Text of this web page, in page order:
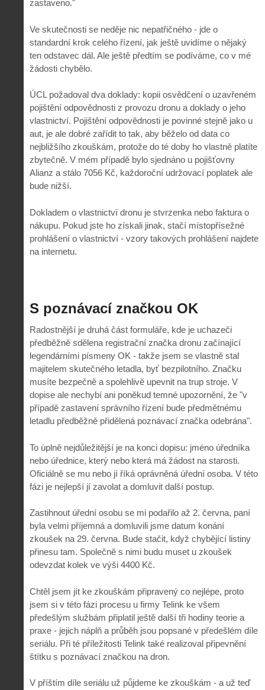
zastaveno."
Ve skutečnosti se neděje nic nepatřičného - jde o
standardní krok celého řízení, jak ještě uvidíme o nějaký
ten odstavec dál. Ale ještě předtím se podíváme, co v mé
žádosti chybělo.
ÚCL požadoval dva doklady: kopii osvědčení o uzavřeném
pojištění odpovědnosti z provozu dronu a doklady o jeho
vlastnictví. Pojištění odpovědnosti je povinné stejně jako u
aut, je ale dobré zařídit to tak, aby běželo od data co
nejbližšího zkouškám, protože do té doby ho vlastně platíte
zbytečně. V mém případě bylo sjednáno u pojišťovny
Alianz a stálo 7056 Kč, každoroční udržovací poplatek ale
bude nižší.
Dokladem o vlastnictví dronu je stvrzenka nebo faktura o
nákupu. Pokud jste ho získali jinak, stačí místopřísežné
prohlášení o vlastnictví - vzory takových prohlášení najdete
na internetu.
S poznávací značkou OK
Radostnější je druhá část formuláře, kde je uchazeči
předběžně sdělena registrační značka dronu začínající
legendárními písmeny OK - takže jsem se vlastně stal
majitelem skutečného letadla, byť bezpilotního. Značku
musíte bezpečně a spolehlivě upevnit na trup stroje. V
dopise ale nechybí ani poněkud temné upozornění, že "v
případě zastavení správního řízení bude předmětnému
letadlu předběžně přidělená poznávací značka odebrána".
To úplně nejdůležitější je na konci dopisu: jméno úředníka
nebo úřednice, který nebo která má žádost na starosti.
Oficiálně se mu nebo jí říká oprávněná úřední osoba. V této
fázi je nejlepší jí zavolat a domluvit další postup.
Zastihnout úřední osobu se mi podařilo až 2. června, paní
byla velmi příjemná a domluvili jsme datum konání
zkoušek na 29. června. Bude stačit, když chybějící listiny
přinesu tam. Společně s nimi budu muset u zkoušek
odevzdat kolek ve výši 4400 Kč.
Chtěl jsem jít ke zkouškám připravený co nejlépe, proto
jsem si v této fázi procesu u firmy Telink ke všem
předešlým službám připlatil ještě další tři hodiny teorie a
praxe - jejich náplň a průběh jsou popsané v předešlém díle
seriálu. Při té příležitosti Telink také realizoval připevnění
štítku s poznávací značkou na dron.
V příštím díle seriálu už půjdeme ke zkouškám - a už teď